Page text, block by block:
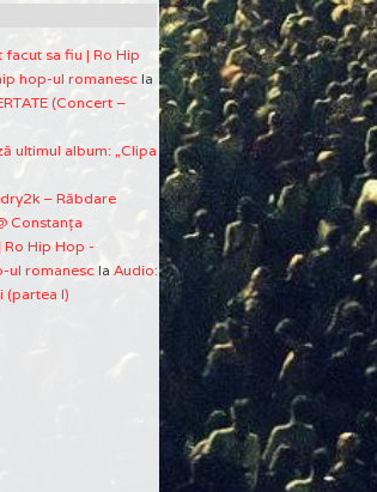
facut sa fiu | Ro Hip
hop-ul romanescla
(Concert –
ultimul album: „Clipa
– Răbdare
Constanţa
Ro Hip Hop -
ul romanescla Audio:
(partea I)